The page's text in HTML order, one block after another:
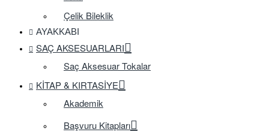
Çelik Bileklik
AYAKKABI
SAÇ AKSESUARLARI
Saç Aksesuar Tokalar
KITAP & KIRTASIYE
Akademik
Başvuru Kitapları